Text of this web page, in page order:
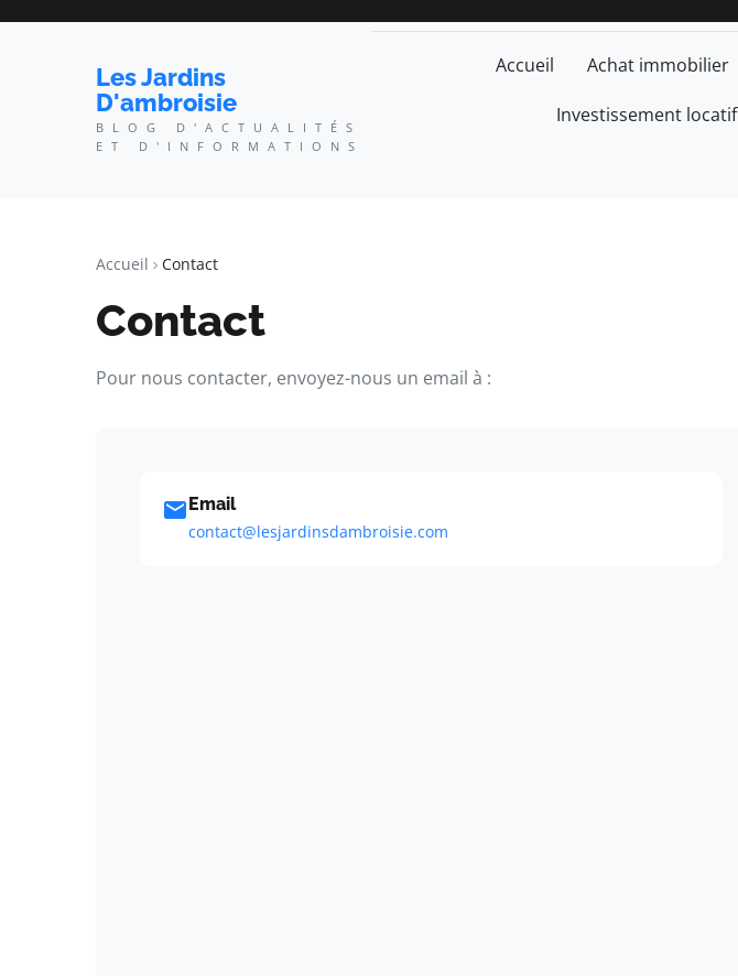
Les Jardins
D'ambroisie
BLOG D'ACTUALITÉS
ET D'INFORMATIONS
Accueil Achat immobilier
Investissement locatif
Accueil Contact
Contact
Pour nous contacter, envoyez-nous un email à :
Email
contact@lesjardinsdambroisie.com